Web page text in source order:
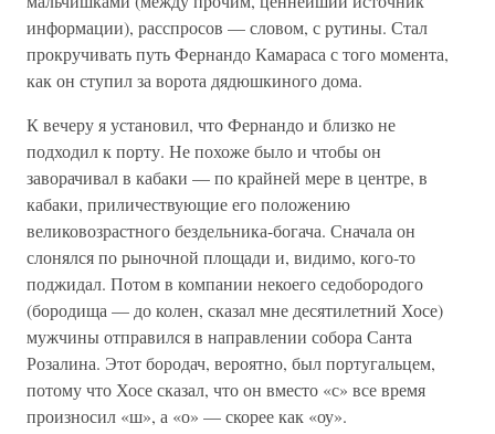
информации), расспросов — словом, с рутины. Стал
прокручивать путь Фернандо Камараса с того момента,
как он ступил за ворота дядюшкиного дома.
К вечеру я установил, что Фернандо и близко не
подходил к порту. Не похоже было и чтобы он
заворачивал в кабаки — по крайней мере в центре, в
кабаки, приличествующие его положению
великовозрастного бездельника-богача. Сначала он
слонялся по рыночной площади и, видимо, кого-то
поджидал. Потом в компании некоего седобородого
(бородища — до колен, сказал мне десятилетний Хосе)
мужчины отправился в направлении собора Санта
Розалина. Этот бородач, вероятно, был португальцем,
потому что Хосе сказал, что он вместо «с» все время
произносил «ш», а «о» — скорее как «оу».